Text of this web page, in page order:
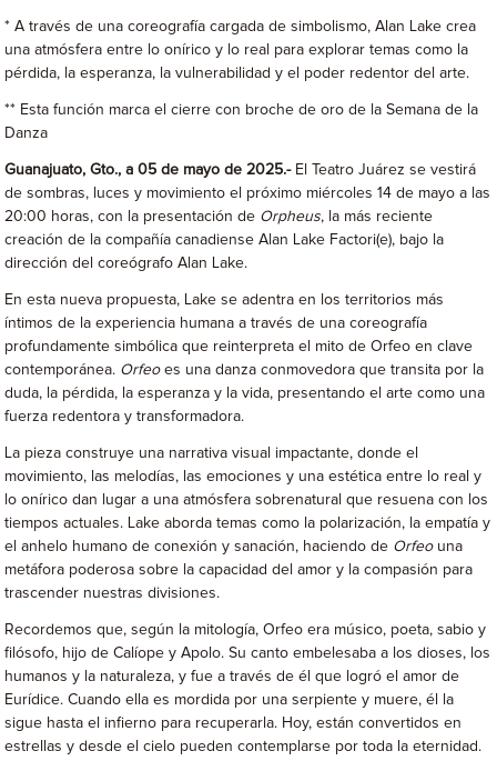
* A través de una coreografía cargada de simbolismo, Alan Lake crea
una atmósfera entre lo onírico y lo real para explorar temas como la
pérdida, la esperanza, la vulnerabilidad y el poder redentor del arte.
** Esta función marca el cierre con broche de oro de la Semana de la
Danza
Guanajuato, Gto., a 05 de mayo de 2025.- El Teatro Juárez se vestirá
de sombras, luces y movimiento el próximo miércoles 14 de mayo a las
20:00 horas, con la presentación de Orpheus, la más reciente
creación de la compañía canadiense Alan Lake Factori(e), bajo la
dirección del coreógrafo Alan Lake.
En esta nueva propuesta, Lake se adentra en los territorios más
íntimos de la experiencia humana a través de una coreografía
profundamente simbólica que reinterpreta el mito de Orfeo en clave
contemporánea. Orfeoes una danza conmovedora que transita por la
duda, la pérdida, la esperanza y la vida, presentando el arte como una
fuerza redentora y transformadora.
La pieza construye una narrativa visual impactante, donde el
movimiento, las melodías, las emociones y una estética entre lo real y
lo onírico dan lugar a una atmósfera sobrenatural que resuena con los
tiempos actuales. Lake aborda temas como la polarización, la empatía y
el anhelo humano de conexión y sanación, haciendo de Orfeouna
metáfora poderosa sobre la capacidad del amor y la compasión para
trascender nuestras divisiones.
Recordemos que, según la mitología, Orfeo era músico, poeta, sabio y
filósofo, hijo de Calíope y Apolo. Su canto embelesaba a los dioses, los
humanos y la naturaleza, y fue a través de él que logró el amor de
Eurídice. Cuando ella es mordida por una serpiente y muere, él la
sigue hasta el infierno para recuperarla. Hoy, están convertidos en
estrellas y desde el cielo pueden contemplarse por toda la eternidad.